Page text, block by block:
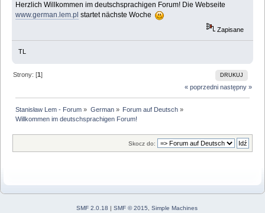
Herzlich Willkommen im deutschsprachigen Forum! Die Webseite
www.german.lem.pl startet nächste Woche
Zapisane
TL
DRUKUJ
Strony: [1]
« poprzedni następny »
Stanisław Lem - Forum » German» Forum auf Deutsch»
Willkommen im deutschsprachigen Forum!
Skocz do:
SMF 2.0.18 | SMF © 2015 Simple Machines